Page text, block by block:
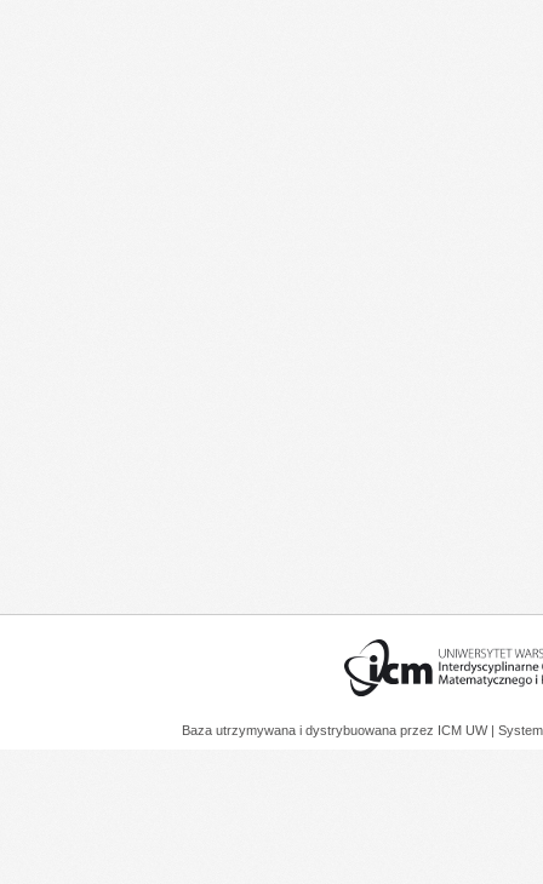
Baza utrzymywana i dystrybuowana przez ICM UW |